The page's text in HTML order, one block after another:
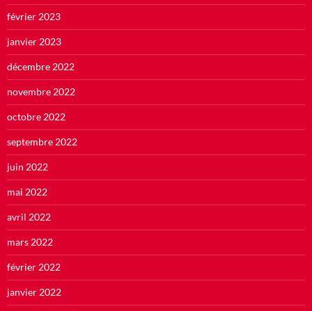
février 2023
janvier 2023
décembre 2022
novembre 2022
octobre 2022
septembre 2022
juin 2022
mai 2022
avril 2022
mars 2022
février 2022
janvier 2022